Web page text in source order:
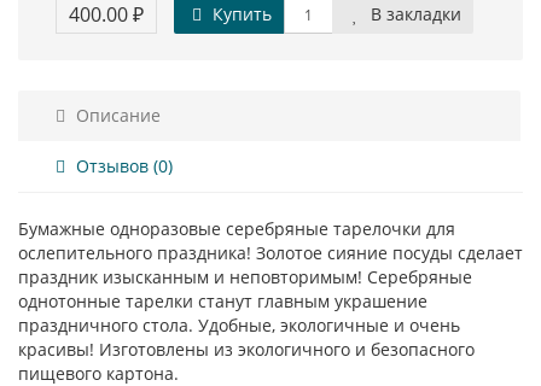
400.00 ₽ Купить В закладки
Описание
Отзывов (0)
Бумажные одноразовые серебряные тарелочки для
ослепительного праздника! Золотое сияние посуды сделает
праздник изысканным и неповторимым! Серебряные
однотонные тарелки станут главным украшение
праздничного стола. Удобные, экологичные и очень
красивы! Изготовлены из экологичного и безопасного
пищевого картона.